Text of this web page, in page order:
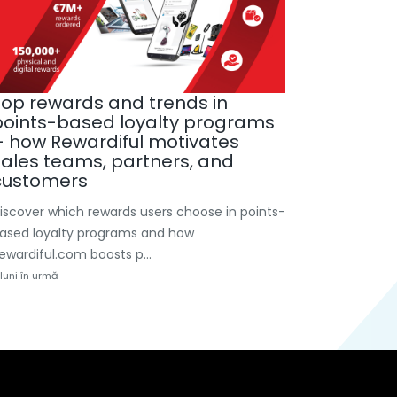
rewards and trends in
based loyalty programs
how Rewardiful motivates
teams, partners, and
which rewards users choose in points-
loyalty programs and how
boosts p...
în urmă